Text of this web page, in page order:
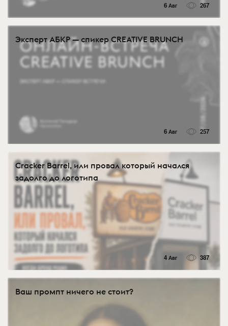
6 Авг 267
Эксперт АБКР — спикер CREATIVE BRUNCH
6 Авг 257
Cracker Barrel, или провал который начался
задолго до логотипа
4 Авг 387
Ваш промпт ничего не стоит?